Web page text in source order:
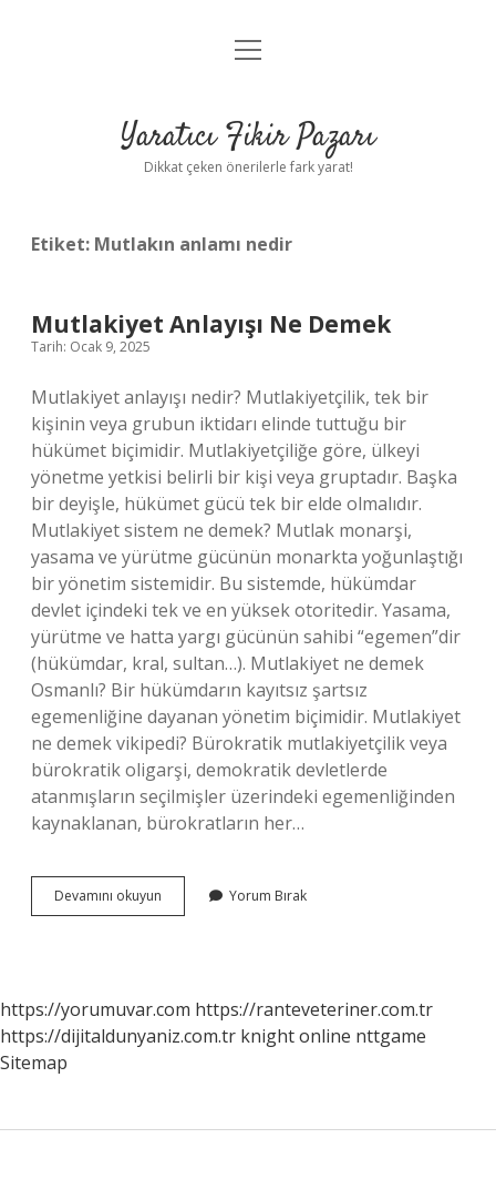
Anasayfa
Yasal Uyarı
menüyü
Yaratıcı Fikir Pazarı
Dikkat çeken önerilerle fark yarat!
Etiket: Mutlakın anlamı nedir
Mutlakiyet Anlayışı Ne Demek
Tarih: Ocak 9, 2025
Mutlakiyet anlayışı nedir? Mutlakiyetçilik, tek bir
kişinin veya grubun iktidarı elinde tuttuğu bir
hükümet biçimidir. Mutlakiyetçiliğe göre, ülkeyi
yönetme yetkisi belirli bir kişi veya gruptadır. Başka
bir deyişle, hükümet gücü tek bir elde olmalıdır.
Mutlakiyet sistem ne demek? Mutlak monarşi,
yasama ve yürütme gücünün monarkta yoğunlaştığı
bir yönetim sistemidir. Bu sistemde, hükümdar
devlet içindeki tek ve en yüksek otoritedir. Yasama,
yürütme ve hatta yargı gücünün sahibi “egemen”dir
(hükümdar, kral, sultan…). Mutlakiyet ne demek
Osmanlı? Bir hükümdarın kayıtsız şartsız
egemenliğine dayanan yönetim biçimidir. Mutlakiyet
ne demek vikipedi? Bürokratik mutlakiyetçilik veya
bürokratik oligarşi, demokratik devletlerde
atanmışların seçilmişler üzerindeki egemenliğinden
kaynaklanan, bürokratların her…
Devamını okuyun Mutlakiyet
Anlayışı
Yorum Bırak
https://yorumuvar.com https://ranteveteriner.com.tr
https://dijitaldunyaniz.com.tr knight online nttgame
Sitemap